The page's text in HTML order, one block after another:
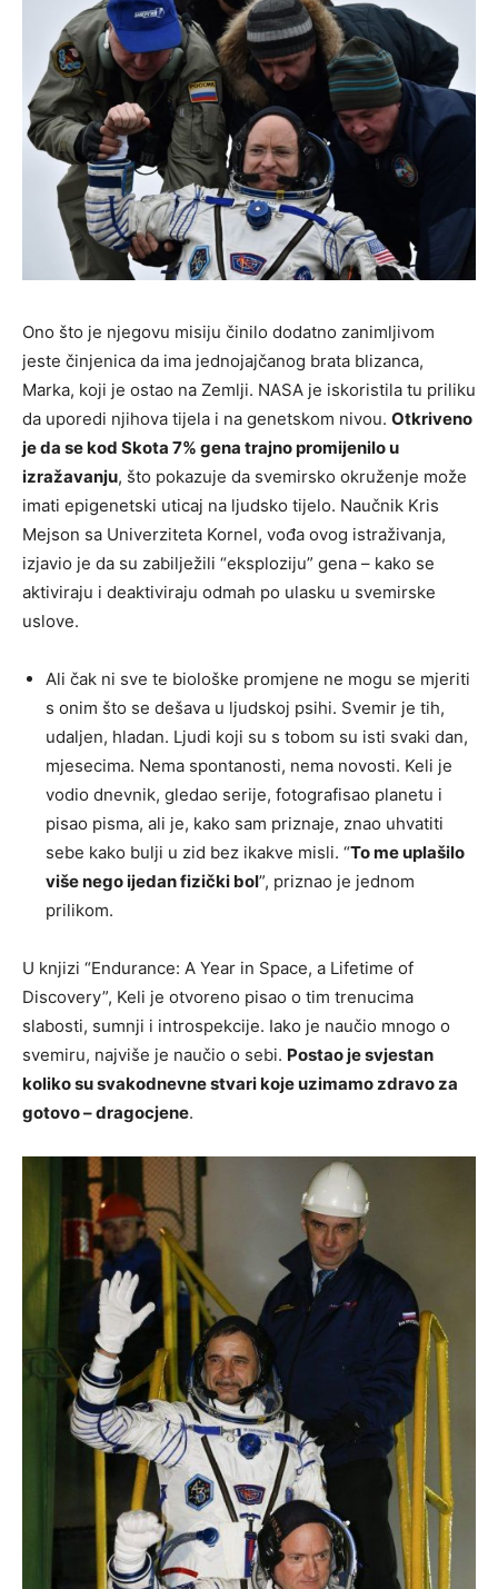
Ono što je njegovu misiju činilo dodatno zanimljivom
jeste činjenica da ima jednojajčanog brata blizanca,
Marka, koji je ostao na Zemlji. NASA je iskoristila tu priliku
da uporedi njihova tijela i na genetskom nivou. Otkriveno
je da se kod Skota 7% gena trajno promijenilo u
izražavanju, što pokazuje da svemirsko okruženje može
imati epigenetski uticaj na ljudsko tijelo. Naučnik Kris
Mejson sa Univerziteta Kornel, vođa ovog istraživanja,
izjavio je da su zabilježili “eksploziju” gena – kako se
aktiviraju i deaktiviraju odmah po ulasku u svemirske
uslove.
Ali čak ni sve te biološke promjene ne mogu se mjeriti
s onim što se dešava u ljudskoj psihi. Svemir je tih,
udaljen, hladan. Ljudi koji su s tobom su isti svaki dan,
mjesecima. Nema spontanosti, nema novosti. Keli je
vodio dnevnik, gledao serije, fotografisao planetu i
pisao pisma, ali je, kako sam priznaje, znao uhvatiti
sebe kako bulji u zid bez ikakve misli. “To me uplašilo
više nego ijedan fizički bol”, priznao je jednom
prilikom.
U knjizi “Endurance: A Year in Space, a Lifetime of
Discovery”, Keli je otvoreno pisao o tim trenucima
slabosti, sumnji i introspekcije. Iako je naučio mnogo o
svemiru, najviše je naučio o sebi. Postao je svjestan
koliko su svakodnevne stvari koje uzimamo zdravo za
gotovo – dragocjene.